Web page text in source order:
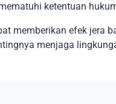
ketentuan
memberikan efek jera
menjaga